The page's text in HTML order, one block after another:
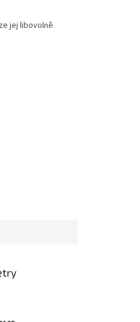
jej libovolně